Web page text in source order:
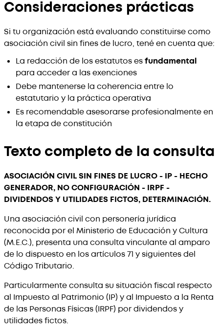
Consideraciones prácticas
Si tu organización está evaluando constituirse como
asociación civil sin fines de lucro, tené en cuenta que:
La redacción de los estatutos esfundamental
para acceder a las exenciones
Debe mantenerse la coherencia entre lo
estatutario y la práctica operativa
Es recomendable asesorarse profesionalmente en
la etapa de constitución
Texto completo de la consulta
ASOCIACIÓN CIVIL SIN FINES DE LUCRO - IP - HECHO
GENERADOR, NO CONFIGURACIÓN - IRPF -
DIVIDENDOS Y UTILIDADES FICTOS, DETERMINACIÓN.
Una asociación civil con personería jurídica
reconocida por el Ministerio de Educación y Cultura
(M.E.C.), presenta una consulta vinculante al amparo
de lo dispuesto en los artículos 71 y siguientes del
Código Tributario.
Particularmente consulta su situación fiscal respecto
al Impuesto al Patrimonio (IP) y al Impuesto a la Renta
de las Personas Físicas (IRPF) por dividendos y
utilidades fictos.